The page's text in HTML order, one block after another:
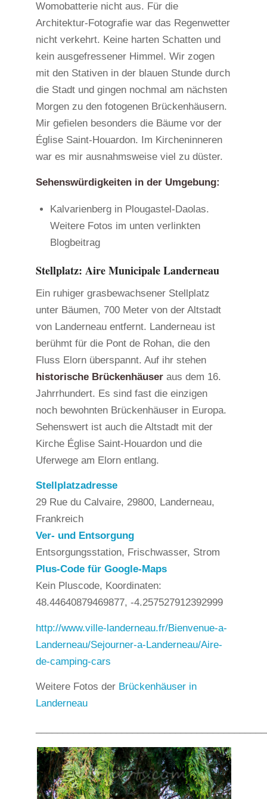
Womobatterie nicht aus. Für die
Architektur-Fotografie war das Regenwetter
nicht verkehrt. Keine harten Schatten und
kein ausgefressener Himmel. Wir zogen
mit den Stativen in der blauen Stunde durch
die Stadt und gingen nochmal am nächsten
Morgen zu den fotogenen Brückenhäusern.
Mir gefielen besonders die Bäume vor der
Église Saint-Houardon. Im Kircheninneren
war es mir ausnahmsweise viel zu düster.
Sehenswürdigkeiten in der Umgebung:
Kalvarienberg in Plougastel-Daolas.
Weitere Fotos im unten verlinkten
Blogbeitrag
Stellplatz: Aire Municipale Landerneau
Ein ruhiger grasbewachsener Stellplatz
unter Bäumen, 700 Meter von der Altstadt
von Landerneau entfernt. Landerneau ist
berühmt für die Pont de Rohan, die den
Fluss Elorn überspannt. Auf ihr stehen
historische Brückenhäuser aus dem 16.
Jahrrhundert. Es sind fast die einzigen
noch bewohnten Brückenhäuser in Europa.
Sehenswert ist auch die Altstadt mit der
Kirche Église Saint-Houardon und die
Uferwege am Elorn entlang.
Stellplatzadresse
29 Rue du Calvaire, 29800, Landerneau,
Frankreich
Ver- und Entsorgung
Entsorgungsstation, Frischwasser, Strom
Plus-Code für Google-Maps
Kein Pluscode, Koordinaten:
48.44640879469877, -4.257527912392999
http://www.ville-landerneau.fr/Bienvenue-a-
Landerneau/Sejourner-a-Landerneau/Aire-
de-camping-cars
Weitere Fotos der Brückenhäuser in
Landerneau